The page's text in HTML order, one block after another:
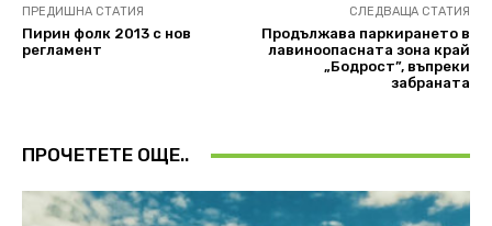
ПРЕДИШНА СТАТИЯ
Пирин фолк 2013 с нов
регламент
СЛЕДВАЩА СТАТИЯ
Продължава паркирането в
лавиноопасната зона край
„Бодрост”, въпреки
забраната
ПРОЧЕТЕТЕ ОЩЕ..